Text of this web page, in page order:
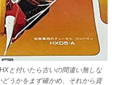
と付いたら古いの間違い無しな
うかをまず確かめ、それから資